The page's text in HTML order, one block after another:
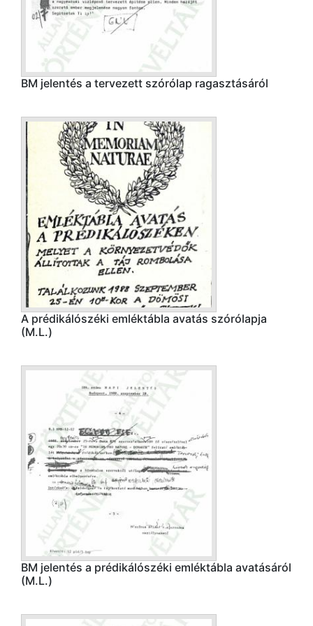
BM jelentés a tervezett szórólap ragasztásáról
A prédikálószéki emléktábla avatás szórólapja
(M.L.)
BM jelentés a prédikálószéki emléktábla avatásáról
(M.L.)